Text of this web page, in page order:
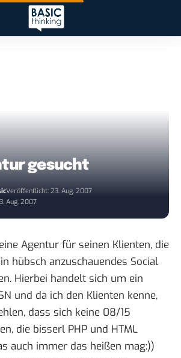
gesucht
Veröffentlicht: 23. Aug. 2007
Aug. 2007
Agentur für seinen Klienten, die
hübsch anzuschauendes Social
Hierbei handelt sich um ein
und da ich den Klienten kenne,
dass sich keine 08/15
die bisserl PHP und HTML
auch immer das heißen mag:))